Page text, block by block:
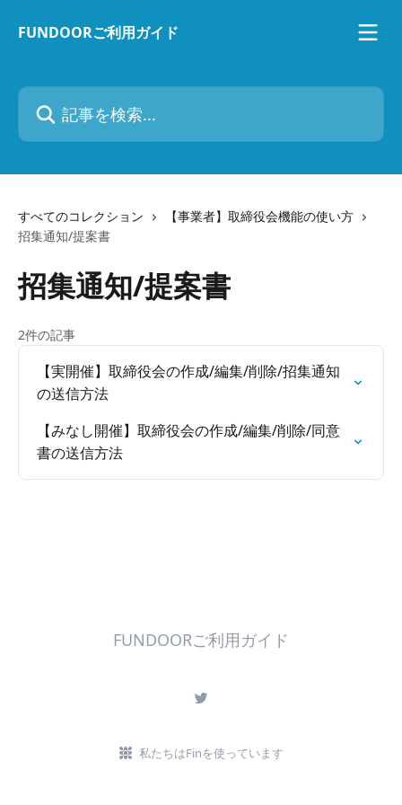
FUNDOORご利用ガイド
記事を検索...
すべてのコレクション
【事業者】取締役会機能の使い方
招集通知/提案書
招集通知/提案書
2件の記事
【実開催】取締役会の作成/編集/削除/招集通知
の送信方法
【みなし開催】取締役会の作成/編集/削除/同意
書の送信方法
FUNDOORご利用ガイド
私たちはFinを使っています